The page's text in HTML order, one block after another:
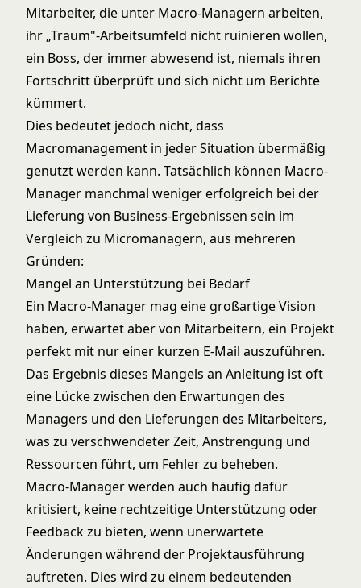
Mitarbeiter, die unter Macro-Managern arbeiten,
ihr „Traum"-Arbeitsumfeld nicht ruinieren wollen,
ein Boss, der immer abwesend ist, niemals ihren
Fortschritt überprüft und sich nicht um Berichte
kümmert.
Dies bedeutet jedoch nicht, dass
Macromanagement in jeder Situation übermäßig
genutzt werden kann. Tatsächlich können Macro-
Manager manchmal weniger erfolgreich bei der
Lieferung von Business-Ergebnissen sein im
Vergleich zu Micromanagern, aus mehreren
Gründen:
Mangel an Unterstützung bei Bedarf
Ein Macro-Manager mag eine großartige Vision
haben, erwartet aber von Mitarbeitern, ein Projekt
perfekt mit nur einer kurzen E-Mail auszuführen.
Das Ergebnis dieses Mangels an Anleitung ist oft
eine Lücke zwischen den Erwartungen des
Managers und den Lieferungen des Mitarbeiters,
was zu verschwendeter Zeit, Anstrengung und
Ressourcen führt, um Fehler zu beheben.
Macro-Manager werden auch häufig dafür
kritisiert, keine rechtzeitige Unterstützung oder
Feedback zu bieten, wenn unerwartete
Änderungen während der Projektausführung
auftreten. Dies wird zu einem bedeutenden